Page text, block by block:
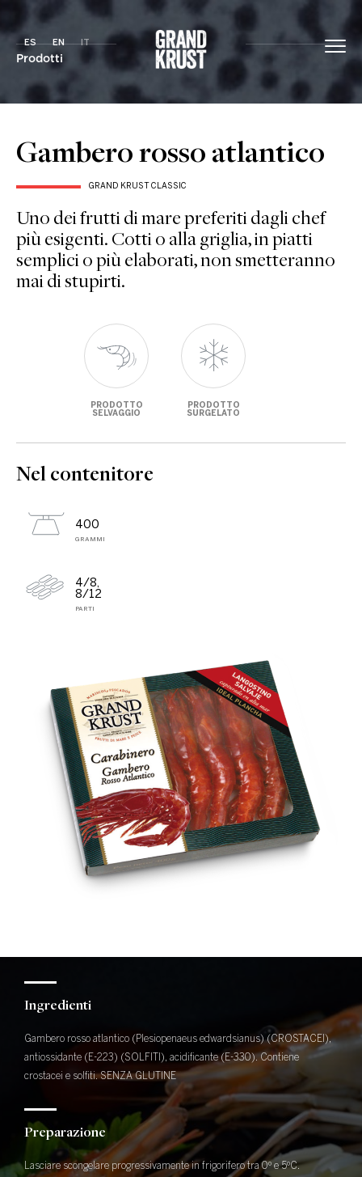
Prodotti
ES EN IT
Gambero rosso atlantico
GRAND KRUST CLASSIC
Uno dei frutti di mare preferiti dagli chef
più esigenti. Cotti o alla griglia, in piatti
semplici o più elaborati, non smetteranno
mai di stupirti.
PRODOTTO
SELVAGGIO
PRODOTTO
SURGELATO
Nel contenitore
400
GRAMMI
4/8,
8/12
PARTI
Ingredienti
Gambero rosso atlantico (Plesiopenaeus edwardsianus) (CROSTACEI),
antiossidante (E-223) (SOLFITI), acidificante (E-330). Contiene
crostacei e solfiti. SENZA GLUTINE
Preparazione
Lasciare scongelare progressivamente in frigorifero tra 0º e 5ºC.